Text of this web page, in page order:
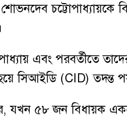
চট্টোপাধ্যায়কে
এবং পরবর্তীতে
সিআইডি (CID) তদন্ত
যখন ৫৮ জন বিধায়ক